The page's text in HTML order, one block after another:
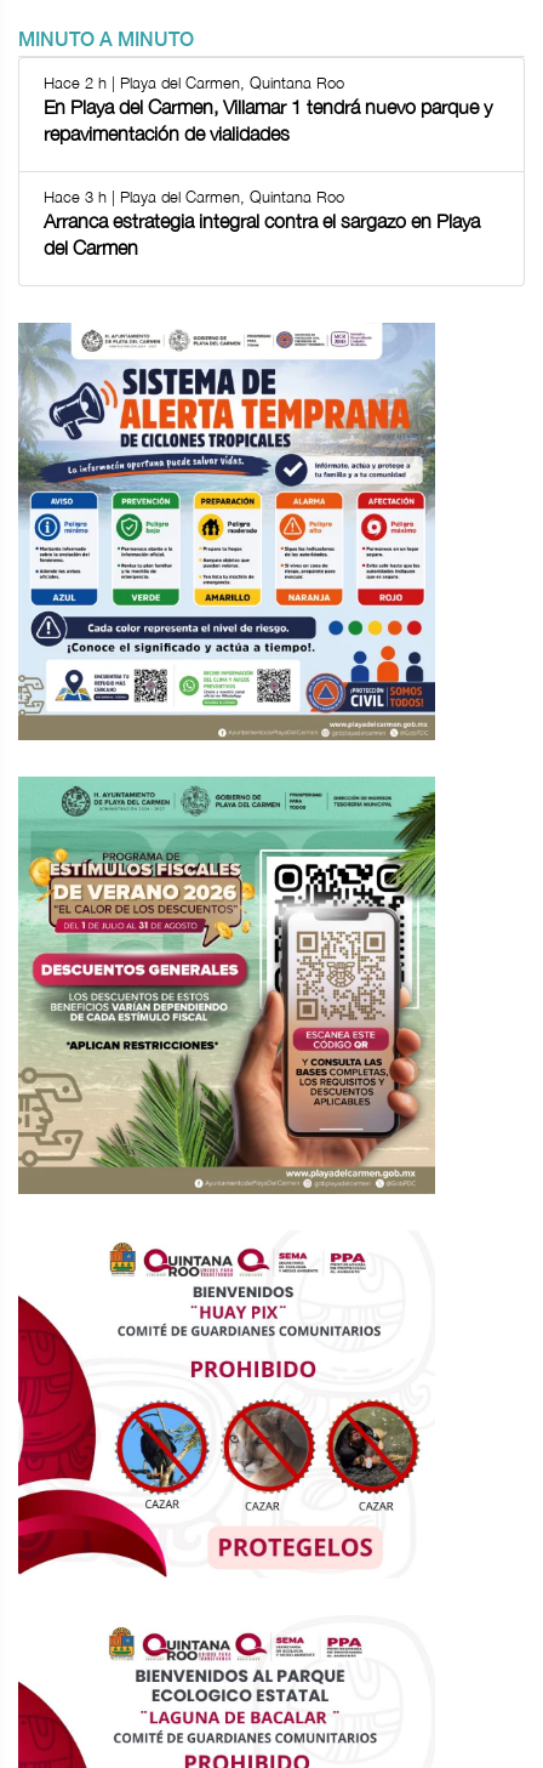
MINUTO A MINUTO
Hace 2 h | Playa del Carmen, Quintana Roo
En Playa del Carmen, Villamar 1 tendrá nuevo parque y
repavimentación de vialidades
Hace 3 h | Playa del Carmen, Quintana Roo
Arranca estrategia integral contra el sargazo en Playa
del Carmen